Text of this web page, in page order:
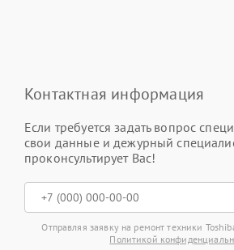
Контактная информация
Если требуется задать вопрос
свои данные и дежурный
проконсультирует Вас!
Отправляя заявку на ремонт техники
Политикой